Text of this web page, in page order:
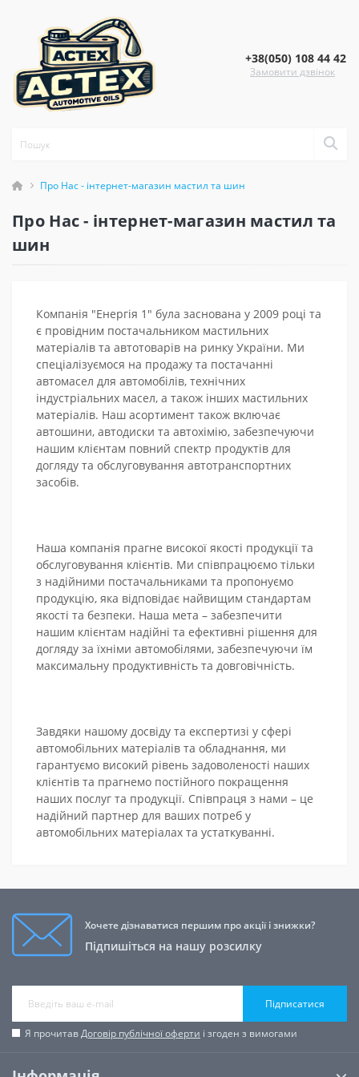
+38(050) 108 44 42
Замовити дзвінок
Про Нас - інтернет-магазин мастил та шин
Про Нас - інтернет-магазин мастил та
шин
Компанія "Енергія 1" була заснована у 2009 році та
є провідним постачальником мастильних
матеріалів та автотоварів на ринку України. Ми
спеціалізуємося на продажу та постачанні
автомасел для автомобілів, технічних
індустріальних масел, а також інших мастильних
матеріалів. Наш асортимент також включає
автошини, автодиски та автохімію, забезпечуючи
нашим клієнтам повний спектр продуктів для
догляду та обслуговування автотранспортних
засобів.
Наша компанія прагне високої якості продукції та
обслуговування клієнтів. Ми співпрацюємо тільки
з надійними постачальниками та пропонуємо
продукцію, яка відповідає найвищим стандартам
якості та безпеки. Наша мета – забезпечити
нашим клієнтам надійні та ефективні рішення для
догляду за їхніми автомобілями, забезпечуючи їм
максимальну продуктивність та довговічність.
Завдяки нашому досвіду та експертизі у сфері
автомобільних матеріалів та обладнання, ми
гарантуємо високий рівень задоволеності наших
клієнтів та прагнемо постійного покращення
наших послуг та продукції. Співпраця з нами – це
надійний партнер для ваших потреб у
автомобільних матеріалах та устаткуванні.
Хочете дізнаватися першим про акції і знижки?
Підпишіться на нашу розсилку
Підписатися
Я прочитавДоговір публічної оферти і згоден з вимогами